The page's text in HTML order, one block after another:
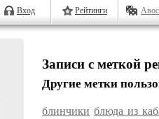
Вход Рейтинги
Записи с меткой
Другие метки
блинчики блюда из